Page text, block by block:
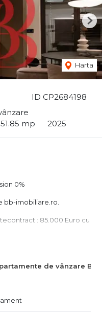
ID CP2684198
51.85 mp 2025
Harta
de vânzare
0%
bb-imobiliare.ro.
: 85.000 Euro cu
15 minute de
IKEA, Auchan, Lidl, Metro,
subterane.
pe cadre si plansee din